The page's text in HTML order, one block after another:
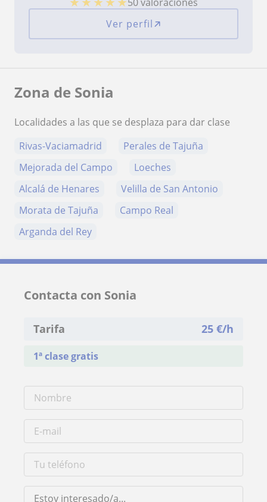
Ver perfil
Zona de Sonia
Localidades a las que se desplaza para dar clase
Rivas-Vaciamadrid
Perales de Tajuña
Mejorada del Campo
Loeches
Alcalá de Henares
Velilla de San Antonio
Morata de Tajuña
Campo Real
Arganda del Rey
Contacta con Sonia
Tarifa 25 €/h
1ª clase gratis